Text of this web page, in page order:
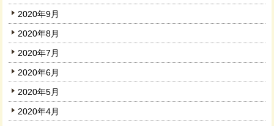
2020年9月
2020年8月
2020年7月
2020年6月
2020年5月
2020年4月